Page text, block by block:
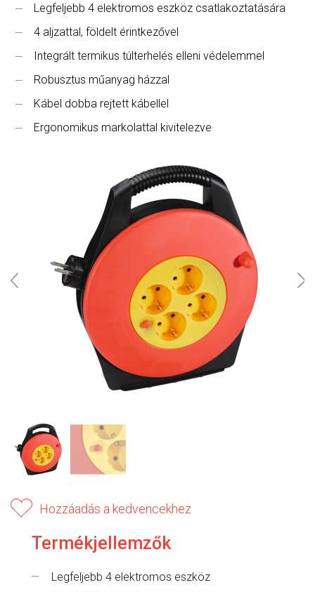
Hozzáadás a kedvencekhez
Legfeljebb 4 elektromos eszköz csatlakoztatására
4 aljzattal, földelt érintkezővel
Integrált termikus túlterhelés elleni védelemmel
Robusztus műanyag házzal
Kábel dobba rejtett kábellel
Ergonomikus markolattal kivitelezve
Termékjellemzők
Legfeljebb 4 elektromos eszköz